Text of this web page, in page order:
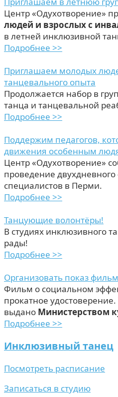
Центр «Одухотворение»
людей и взрослых с
в летней инклюзивной
Подробнее >>
Приглашаем молодых
танцевального опыта
Продолжается набор в
танца и танцевальной
Подробнее >>
Поддержим педагогов,
движения особенным
Центр «Одухотворение»
проведение
специалистов в Перми.
Подробнее >>
Танцующие волонтёры!
В студиях инклюзивного
рады!
Подробнее >>
Организовать показ
Фильм о социальном
прокатное
выдано Министерством
Подробнее >>
Инклюзивный танец
Посмотреть расписание
Записаться в студию